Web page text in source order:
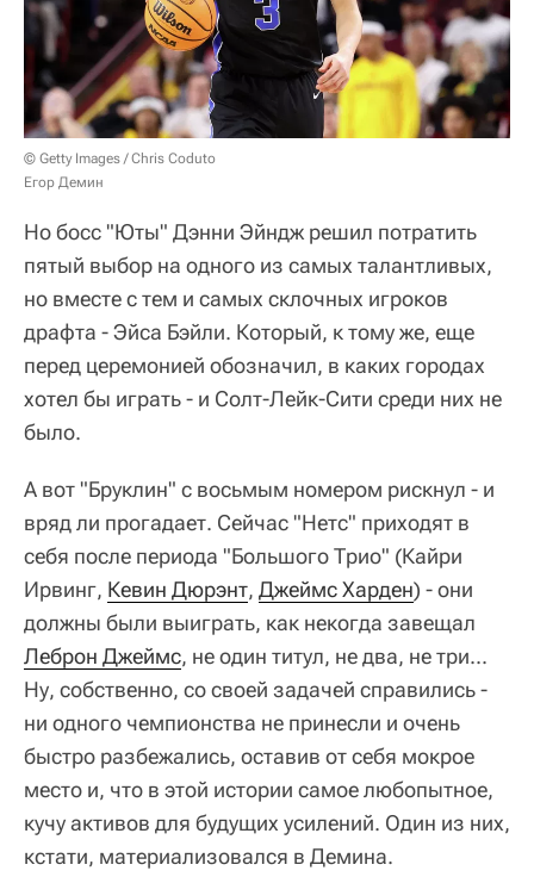
© Getty Images / Chris Coduto
Егор Демин
Но босс "Юты" Дэнни Эйндж решил потратить
пятый выбор на одного из самых талантливых,
но вместе с тем и самых склочных игроков
драфта - Эйса Бэйли. Который, к тому же, еще
перед церемонией обозначил, в каких городах
хотел бы играть - и Солт-Лейк-Сити среди них не
было.
А вот "Бруклин" с восьмым номером рискнул - и
вряд ли прогадает. Сейчас "Нетс" приходят в
себя после периода "Большого Трио" (Кайри
Ирвинг, Кевин Дюрэнт, Джеймс Харден) - они
должны были выиграть, как некогда завещал
Леброн Джеймс, не один титул, не два, не три...
Ну, собственно, со своей задачей справились -
ни одного чемпионства не принесли и очень
быстро разбежались, оставив от себя мокрое
место и, что в этой истории самое любопытное,
кучу активов для будущих усилений. Один из них,
кстати, материализовался в Демина.